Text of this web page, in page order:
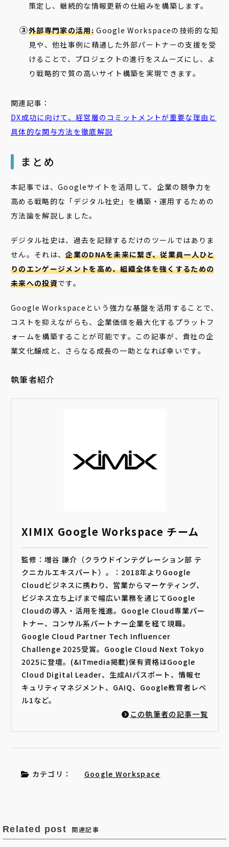
策定し、継続的な情報更新の仕組みを構築します。
外部専門家の活用:Google Workspaceの技術的な知
見や、他社事例に精通した外部パートナーの支援を受
けることで、プロジェクトの進行をスムーズにし、よ
り戦略的で質の高いサイト構築を実現できます。
関連記事：
DX成功に向けて、経営層のコミットメントが重要な理由と
具体的な関与方法を徹底解説
ま とめ
本記事では、Googleサイトを活用して、企業の競争力を
高める戦略的な「デジタル社史」を構築・運用するための
方法論を解説しました。
デジタル社史は、過去を記録するだけのツールではありま
せん。それは、企業のDNAを未来に繋ぎ、従業員一人ひと
りのエンゲージメントを高め、組織全体を強くするための
未来への投資です。
Google Workspaceという強力な基盤を活用することで、
コストを抑えながらも、企業価値を最大化するプラットフ
ォームを構築することが可能です。この記事が、貴社の企
業文化醸成と、さらなる成長の一助となれば幸いです。
執筆者紹介
XIMIX Google Workspace チーム
監修：増谷 謙介（クラウドインテグレーション部 テ
クニカルエキスパート）。：2018年よりGoogle
Cloudビジネスに携わり、営業からマーケティング、
ビジネス立ち上げまで幅広い業務を通じてGoogle
Cloudの導入・活用を推進。Google Cloud専業パー
トナー、コンサル系パートナー企業を経て現職。
Google Cloud Partner Tech Influencer
Challenge 2025受賞。Google Cloud Next Tokyo
2025に登壇。(&ITmedia掲載)保有資格はGoogle
Cloud Digital Leader、生成AIパスポート、情報セ
キュリティマネジメント、GAIQ、Google教育者レベ
ル1など。
この執筆者の記事一覧
カテゴリ： Google Workspace
Related post 関連記事